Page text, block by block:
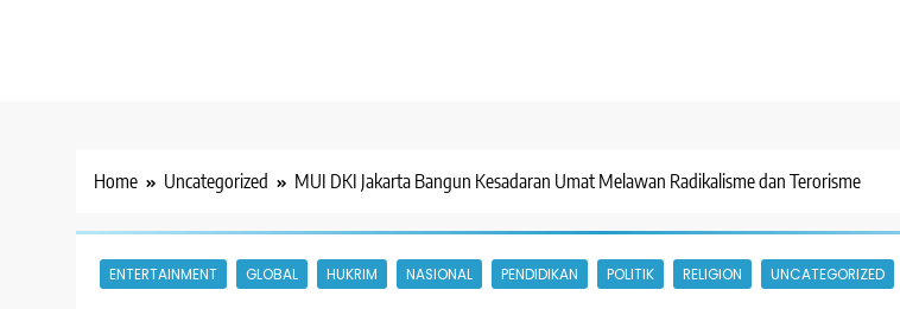
Home Uncategorized MUI DKI Jakarta Bangun Kesadaran Umat Melawan Radikalisme dan Terorisme
ENTERTAINMENT GLOBAL HUKRIM NASIONAL PENDIDIKAN POLITIK RELIGION UNCATEGORIZED